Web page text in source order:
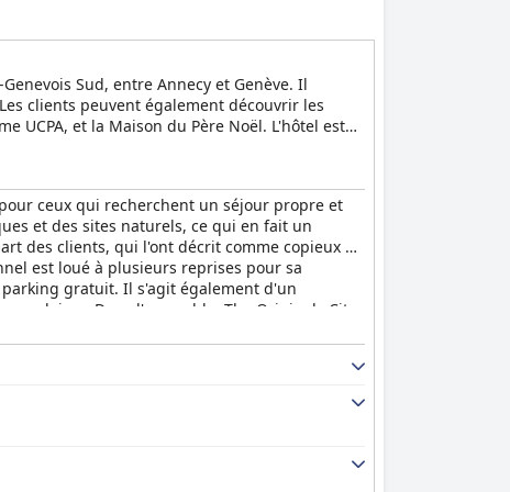
pour les courts séjours et les escales
confortable et fonctionnel aux clients
agréable pour les animaux de compagnie et
excellent rapport qualité-prix fait de l'
Sud, entre Annecy et Genève. Il
clients peuvent également découvrir les
UCPA, et la Maison du Père Noël. L'hôtel est
ceux qui recherchent un séjour propre et
et des sites naturels, ce qui en fait un
des clients, qui l'ont décrit comme copieux et
est loué à plusieurs reprises pour sa
gratuit. Il s'agit également d'un
Dans l'ensemble, The Originals City,